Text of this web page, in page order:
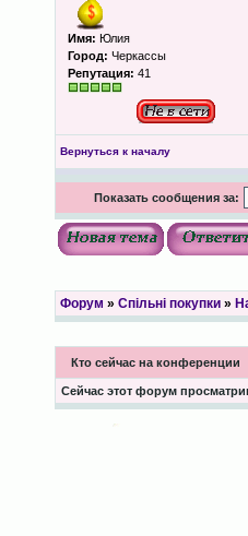
Имя: Юлия
Город: Черкассы
Репутация: 41
Вернуться к началу
Показать сообщения за:
Форум » Спільні покупки»
Кто сейчас на конференции
Сейчас этот форум